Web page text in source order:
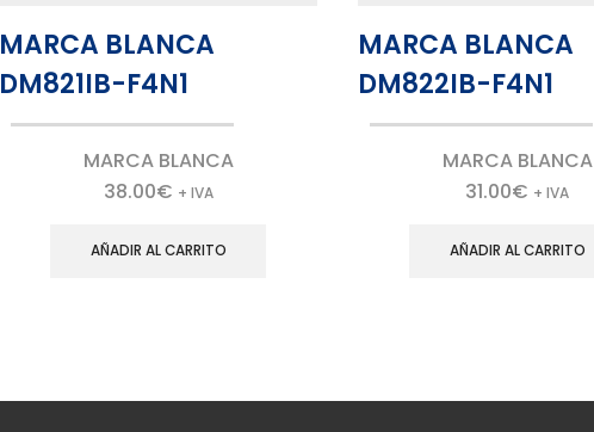
MARCA BLANCA
DM821IB-F4N1
MARCA BLANCA
38.00€ + IVA
AÑADIR AL CARRITO
MARCA BLANCA
DM822IB-F4N1
MARCA BLANCA
31.00€ + IVA
AÑADIR AL CARRITO